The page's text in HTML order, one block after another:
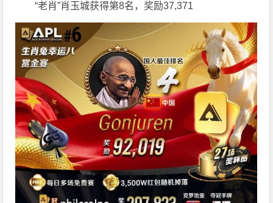
“老肖”肖玉城获得第8名，奖励37,371